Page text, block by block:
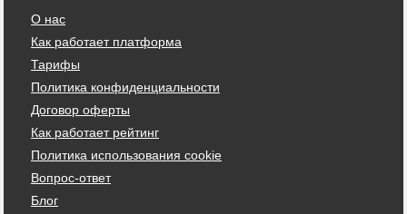
О нас
Как работает платформа
Тарифы
Политика конфиденциальности
Договор оферты
Как работает рейтинг
Политика использования cookie
Вопрос-ответ
Блог